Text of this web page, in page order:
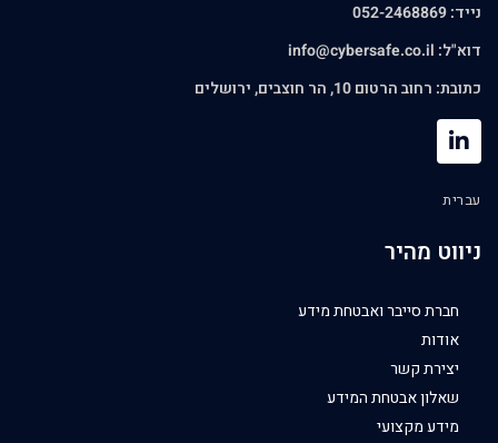
נייד: 052-2468869
דוא"ל: info@cybersafe.co.il
כתובת: רחוב הרטום 10, הר חוצבים, ירושלים
עברית
ניווט מהיר
חברת סייבר ואבטחת מידע
אודות
יצירת קשר
שאלון אבטחת המידע
מידע מקצועי